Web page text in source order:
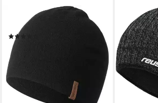
GIESSWEIN
Strickmütze
49,95 €
lieferbar - in 2-3 Werktagen bei dir
REUSCH
29,99 €
-25%
lieferbar -